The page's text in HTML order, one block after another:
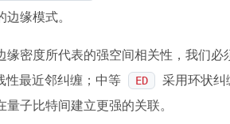
缘模式。
缘密度所代表的强空间相关性，我们
性最近邻纠缠；中等 ED
采用环状
子比特间建立更强的关联。